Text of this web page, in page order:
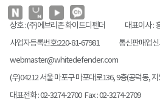
상호 : (주)에브리존 화이트디펜더
대표이사 :
사업자등록번호:220-81-67981
통신판매업
webmaster@whitedefender.com
(우)04212 서울 마포구 마포대로136, 9층(공덕동,
대표전화 : 02-3274-2700 Fax : 02-3274-2709